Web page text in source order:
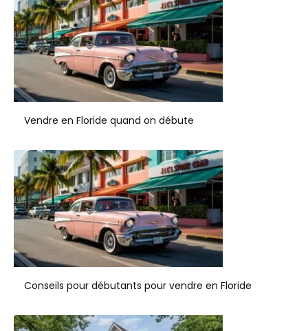
Vendre en Floride quand on débute
Conseils pour débutants pour vendre en Floride